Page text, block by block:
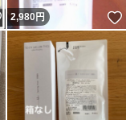
いいね！
2,980円